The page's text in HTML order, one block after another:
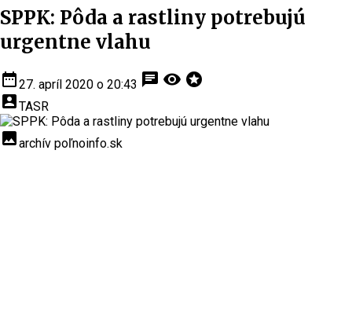
SPPK: Pôda a rastliny potrebujú
urgentne vlahu
date_range27. apríl 2020 o 20:43 chat visibility stars
account_boxTASR
insert_photoarchív poľnoinfo.sk